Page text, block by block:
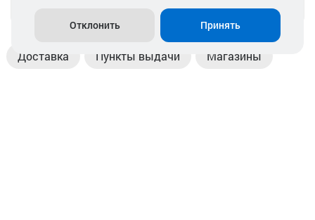
Доставка Пункты выдачи Магазины
Отклонить Принять